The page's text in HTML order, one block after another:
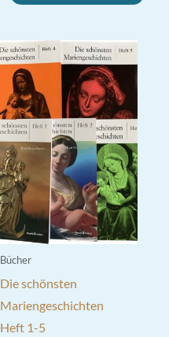
Bücher
Die schönsten
Mariengeschichten
Heft 1-5